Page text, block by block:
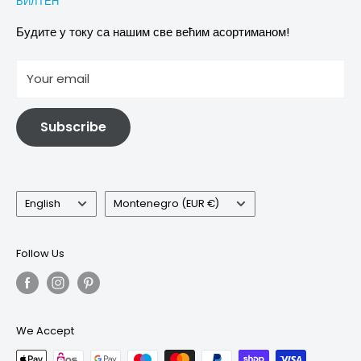
Images & references
Политика отказивања
Услови
Информације о електричној и електронској опреми
Будите у току са нашим све већим асортиманом!
Your email
Subscribe
Language
English Country/region
Montenegro (EUR €)
Follow Us
We Accept